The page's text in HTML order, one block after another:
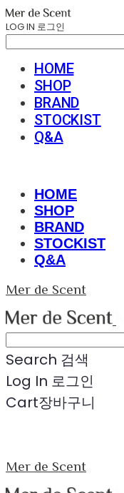
LOG IN 로그인
HOME
SHOP
BRAND
STOCKIST
Q&A
HOME
SHOP
BRAND
STOCKIST
Q&A
Mer de Scent
Search 검색
Log In 로그인
Cart장바구니
Mer de Scent